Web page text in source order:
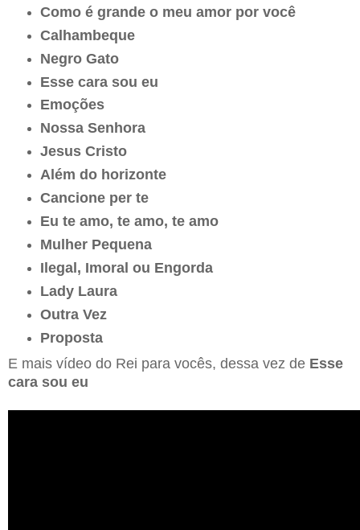
Como é grande o meu amor por você
Calhambeque
Negro Gato
Esse cara sou eu
Emoções
Nossa Senhora
Jesus Cristo
Além do horizonte
Cancione per te
Eu te amo, te amo, te amo
Mulher Pequena
Ilegal, Imoral ou Engorda
Lady Laura
Outra Vez
Proposta
E mais vídeo do Rei para vocês, dessa vez de Esse
cara sou eu